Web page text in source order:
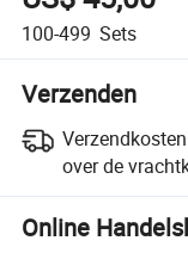
100-499 Sets
Verzenden
over de
Online